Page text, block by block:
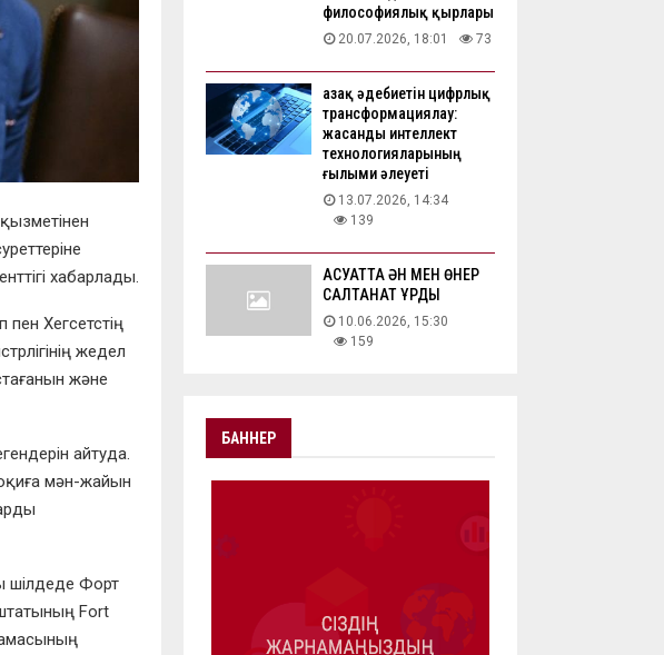
хабарлады.
Хегсетстің
жедел
және
айтуда.
мән-жайын
шілдеде Форт
Fort
философиялық қырлары
20.07.2026, 18:01 73
Қазақ әдебиетін цифрлық
трансформациялау:
жасанды интеллект
технологияларының
ғылыми әлеуеті
13.07.2026, 14:34
139
АҚСУАТТА ӘН МЕН ӨНЕР
САЛТАНАТ ҚҰРДЫ
10.06.2026, 15:30
159
БАННЕР